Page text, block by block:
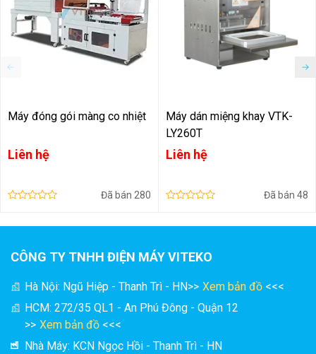
Máy đóng gói màng co nhiệt
Liên hệ
Đã bán 280
Máy dán miệng khay VTK-
LY260T
Liên hệ
Đã bán 48
CÔNG TY TNHH ĐIỆN MÁY VITEKO
Hà Nội: Ngũ Hiệp - Thanh Trì - HN>> Xem bản đồ <<<
HCM: 272/35 QL1 - An Phú Đông - Quận 12
>> Xem bản đồ <<<
Nhà Máy: KCN Ngọc Hồi - Thanh Trì - HN